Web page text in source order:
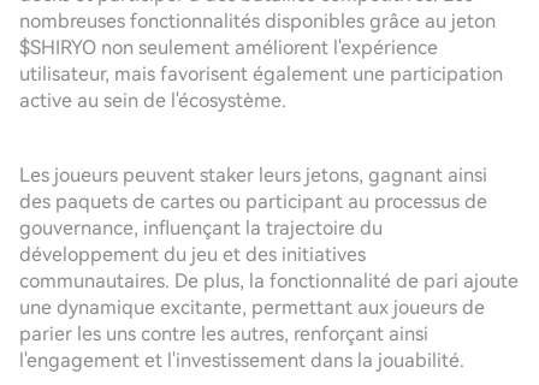
nombreuses fonctionnalités disponibles grâce au jeton
$SHIRYO non seulement améliorent l'expérience
utilisateur, mais favorisent également une participation
active au sein de l'écosystème.
Les joueurs peuvent staker leurs jetons, gagnant ainsi
des paquets de cartes ou participant au processus de
gouvernance, influençant la trajectoire du
développement du jeu et des initiatives
communautaires. De plus, la fonctionnalité de pari ajoute
une dynamique excitante, permettant aux joueurs de
parier les uns contre les autres, renforçant ainsi
l'engagement et l'investissement dans la jouabilité.